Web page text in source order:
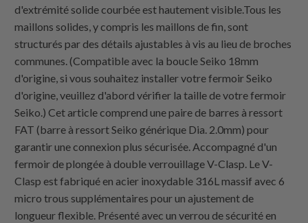
d'extrémité solide courbée est hautement visible.Tous les
maillons solides, y compris les maillons de fin, sont
structurés par des détails ajustables à vis au lieu de broches
communes. (Compatible avec la boucle Seiko 18mm
d'origine, si vous souhaitez installer votre fermoir Seiko
d'origine, veuillez d'abord vérifier la taille de votre fermoir
Seiko.) Cet article comprend une paire de barres à ressort
FAT (barre à ressort Seiko générique Dia. 2.0mm) pour
garantir une connexion plus sécurisée. Accompagné d'un
fermoir de plongée à double verrouillage V-Clasp. Le V-
Clasp est fabriqué en acier inoxydable 316L massif avec 6
micro trous supplémentaires pour un ajustement de
longueur flexible. Présenté avec un verrou de sécurité en